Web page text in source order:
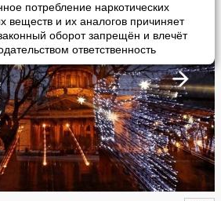
потребление наркотических
веществ и их аналогов причиняет
оборот запрещён и влечёт
ответственность